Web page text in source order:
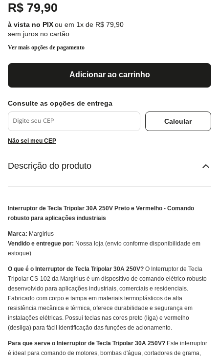
R$ 79,90
ou em 1x de R$ 79 90
sem juros no cartão
Ver mais opções de pagamento
Adicionar ao carrinho
Não sei meu CEP
Descrição do produto
Interruptor de Tecla Tripolar 30A 250V Preto e Vermelho - Comando
robusto para aplicações industriais
Marca: Margirius
Vendido e entregue por: Nossa loja (envio conforme disponibilidade em
estoque)
O que é o Interruptor de Tecla Tripolar 30A 250V? O Interruptor de Tecla
Tripolar CS-102 da Margirius é um dispositivo de comando elétrico robusto
desenvolvido para aplicações industriais, comerciais e residenciais.
Fabricado com corpo e tampa em materiais termoplásticos de alta
resistência mecânica e térmica, oferece durabilidade e segurança em
instalações elétricas. Possui teclas nas cores preto (liga) e vermelho
(desliga) para fácil identificação das funções de acionamento.
Para que serve o Interruptor de Tecla Tripolar 30A 250V? Este interruptor
é ideal para comando de motores, bombas d'água, cortadores de grama,